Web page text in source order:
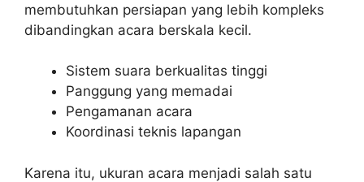
membutuhkan persiapan yang lebih kompleks
dibandingkan acara berskala kecil.
Sistem suara berkualitas tinggi
Panggung yang memadai
Pengamanan acara
Koordinasi teknis lapangan
Karena itu, ukuran acara menjadi salah satu